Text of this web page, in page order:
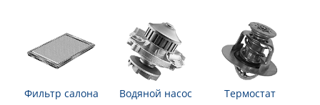
Фильтр салона Водяной насос Термостат